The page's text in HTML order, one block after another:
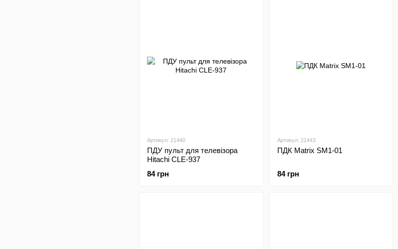
Артикул: 21440
ПДУ пульт для телевізора
Hitachi CLE-937
84 грн
Артикул: 21443
ПДК Matrix SM1-01
84 грн